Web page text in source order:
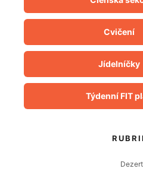
Cvičení
Jídelníčky
Týdenní FIT